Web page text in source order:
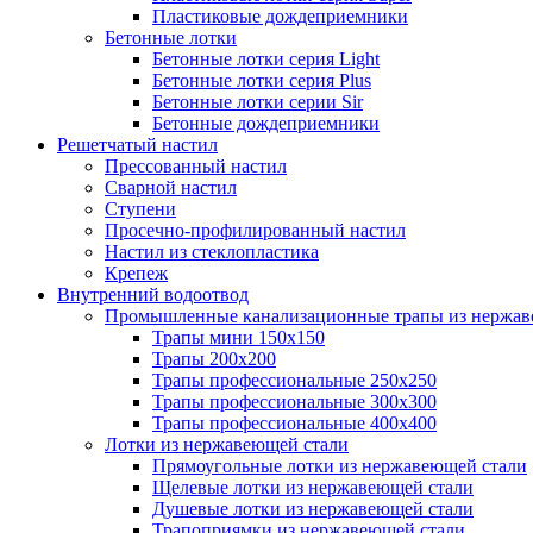
Пластиковые дождеприемники
Бетонные лотки
Бетонные лотки серия Light
Бетонные лотки серия Plus
Бетонные лотки серии Sir
Бетонные дождеприемники
Решетчатый настил
Прессованный настил
Сварной настил
Ступени
Просечно-профилированный настил
Настил из стеклопластика
Крепеж
Внутренний водоотвод
Промышленные канализационные трапы из
Трапы мини 150х150
Трапы 200х200
Трапы профессиональные 250х250
Трапы профессиональные 300х300
Трапы профессиональные 400х400
Лотки из нержавеющей стали
Прямоугольные лотки из нержавеющей стали
Щелевые лотки из нержавеющей стали
Душевые лотки из нержавеющей стали